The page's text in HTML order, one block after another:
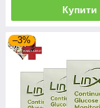
Купити
–3%